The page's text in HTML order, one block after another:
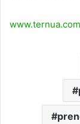
www.ternua.com